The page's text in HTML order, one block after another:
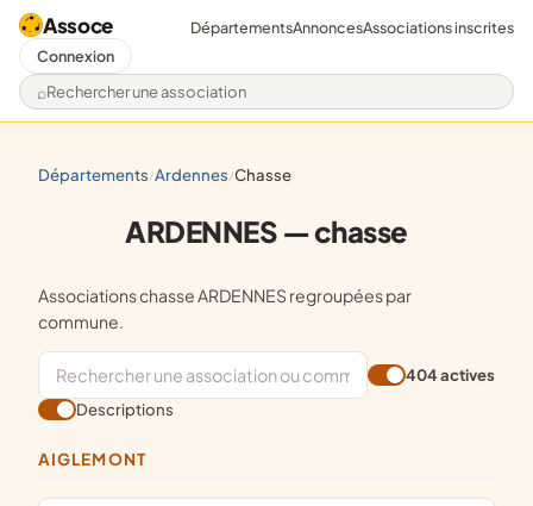
Assoce
Rechercher une association
DépartementsAnnoncesAssociations inscrites
Connexion
départements/ ardennes/ chasse
ARDENNES — chasse
Associations chasse ARDENNES regroupées par
commune.
404 actives
Descriptions
AIGLEMONT